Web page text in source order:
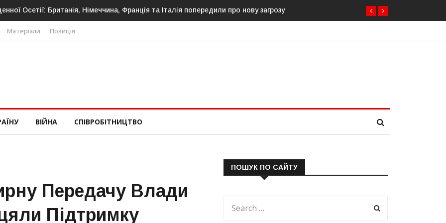
Німеччина, Франція та Італія попередили про нову загрозуЕстонія посилює кордон із Росією: облаштовано ще 26 км
Матеріали Позиція
ВІЙНА СПІВРОБІТНИЦТВО
Передачу Влади
Підтримку
ПОШУК ПО САЙТУ